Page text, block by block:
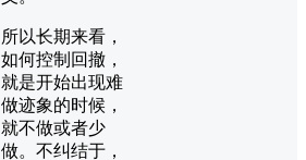
所以长期来看，
如何控制回撤，
就是开始出现难
做迹象的时候，
就不做或者少
做。不纠结于，